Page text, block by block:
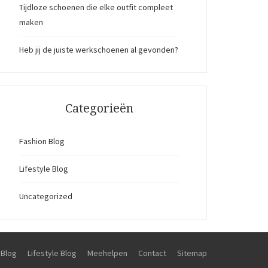
Tijdloze schoenen die elke outfit compleet
maken
Heb jij de juiste werkschoenen al gevonden?
Categorieën
Fashion Blog
Lifestyle Blog
Uncategorized
Lifestyle Blog Meehelpen Contact Sitemap